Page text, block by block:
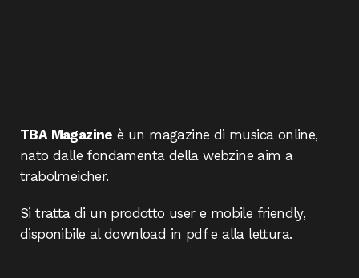
TBA Magazine è un magazine di musica online,
nato dalle fondamenta della webzine aim a
trabolmeicher.
Si tratta di un prodotto user e mobile friendly,
disponibile al download in pdf e alla lettura.